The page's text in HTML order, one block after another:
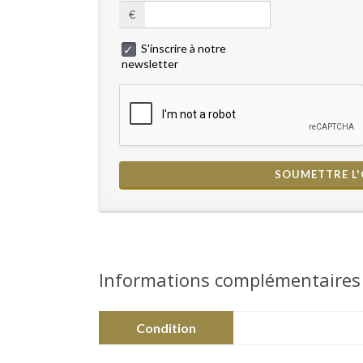
€
S'inscrire à notre
newsletter
Informations complémentaires
Condition